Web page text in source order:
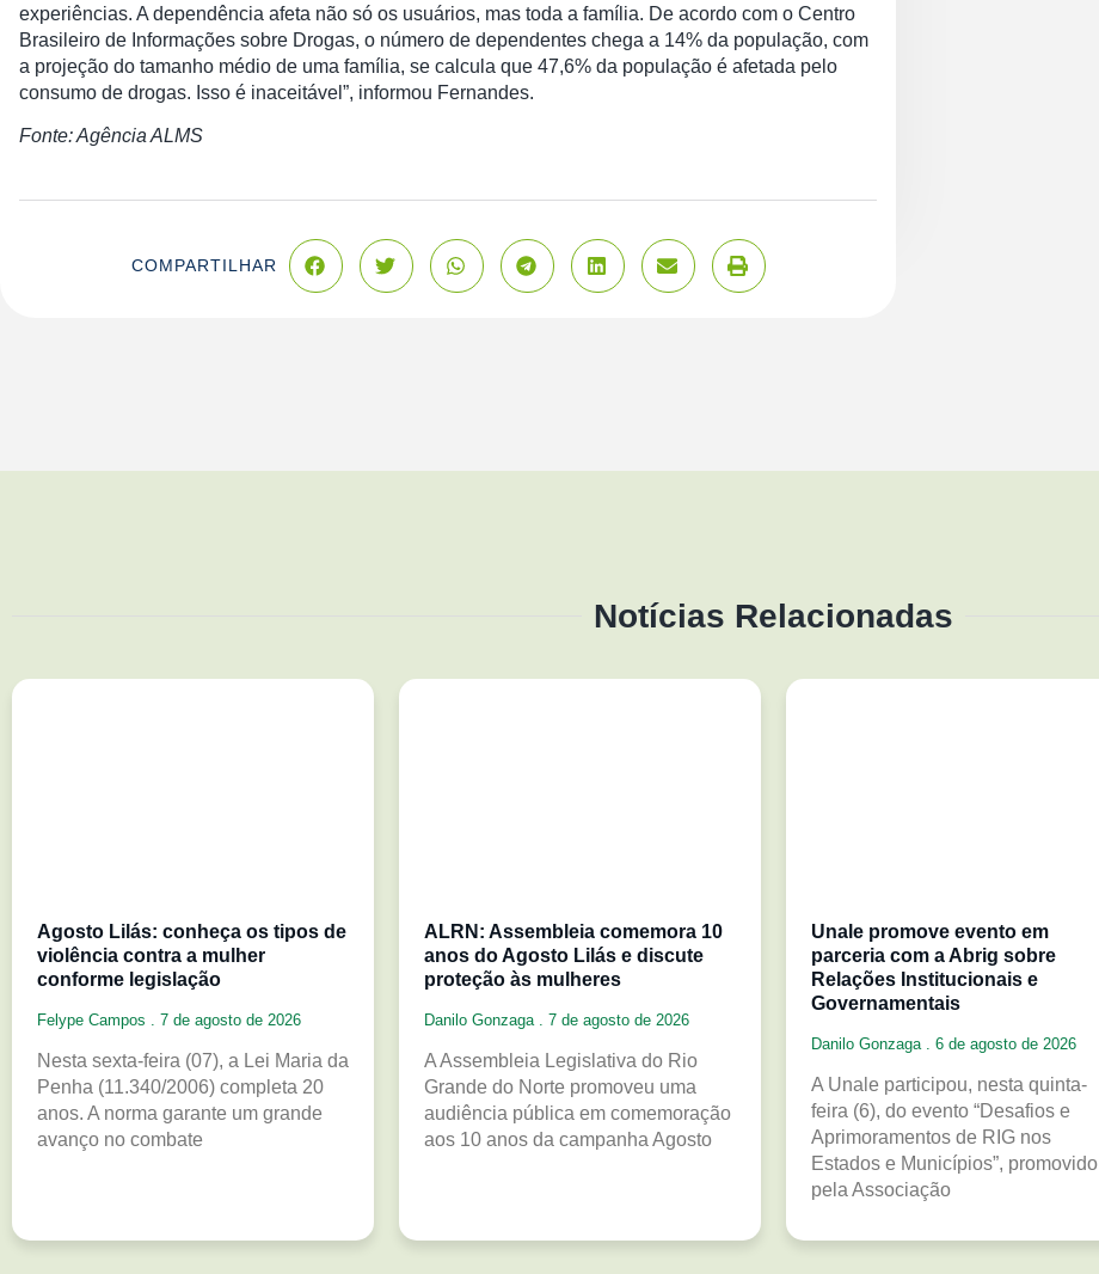
experiências. A dependência afeta não só os usuários, mas toda a família. De acordo com o Centro
Brasileiro de Informações sobre Drogas, o número de dependentes chega a 14% da população, com
a projeção do tamanho médio de uma família, se calcula que 47,6% da população é afetada pelo
consumo de drogas. Isso é inaceitável”, informou Fernandes.
Fonte: Agência ALMS
COMPARTILHAR
Notícias Relacionadas
Agosto Lilás: conheça os tipos de
violência contra a mulher
conforme legislação
Felype Campos 7 de agosto de 2026
Nesta sexta-feira (07), a Lei Maria da
Penha (11.340/2006) completa 20
anos. A norma garante um grande
avanço no combate
ALRN: Assembleia comemora 10
anos do Agosto Lilás e discute
proteção às mulheres
Danilo Gonzaga 7 de agosto de 2026
A Assembleia Legislativa do Rio
Grande do Norte promoveu uma
audiência pública em comemoração
aos 10 anos da campanha Agosto
Unale promove evento em
parceria com a Abrig sobre
Relações Institucionais e
Governamentais
Danilo Gonzaga 6 de agosto de 2026
A Unale participou, nesta quinta-
feira (6), do evento “Desafios e
Aprimoramentos de RIG nos
Estados e Municípios”, promovido
pela Associação